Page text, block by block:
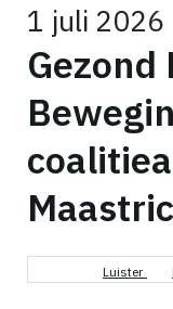
1 juli 2026
Luister